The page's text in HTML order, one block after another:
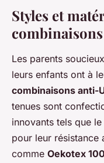
Styles et
Les parents
leurs enfants ont à
combinaisons anti-
tenues sont
innovants tels que le
pour leur résistance
comme Oekotex 100